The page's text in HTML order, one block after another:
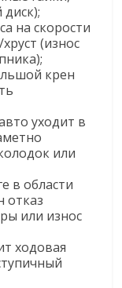
на скорости
(износ
крен
уходит в
или
в области
отказ
или износ
ходовая